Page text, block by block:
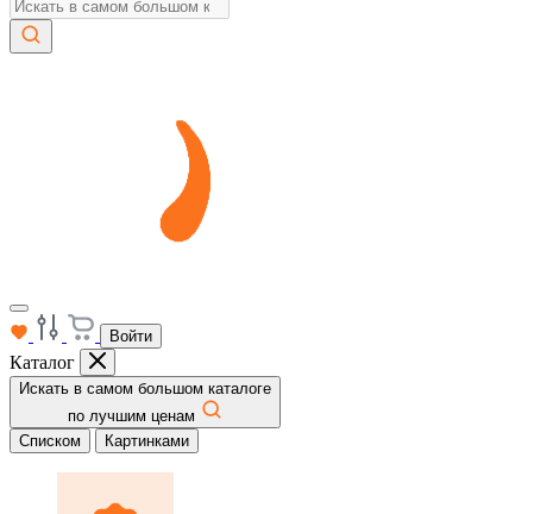
Войти
Каталог
Искать в самом большом каталоге
по лучшим ценам
Списком
Картинками